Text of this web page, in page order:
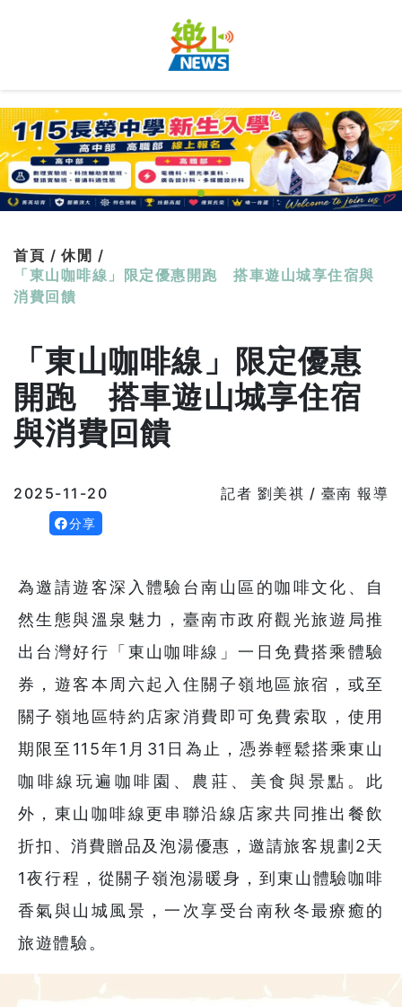
首頁 / 休閒 /
「東山咖啡線」限定優惠開跑 搭車遊山城享住宿與
消費回饋
「東山咖啡線」限定優惠
開跑 搭車遊山城享住宿
與消費回饋
2025-11-20 記者 劉美祺 / 臺南 報導
分享
為邀請遊客深入體驗台南山區的咖啡文化、自
然生態與溫泉魅力，臺南市政府觀光旅遊局推
出台灣好行「東山咖啡線」一日免費搭乘體驗
券，遊客本周六起入住關子嶺地區旅宿，或至
關子嶺地區特約店家消費即可免費索取，使用
期限至115年1月31日為止，憑券輕鬆搭乘東山
咖啡線玩遍咖啡園、農莊、美食與景點。此
外，東山咖啡線更串聯沿線店家共同推出餐飲
折扣、消費贈品及泡湯優惠，邀請旅客規劃2天
1夜行程，從關子嶺泡湯暖身，到東山體驗咖啡
香氣與山城風景，一次享受台南秋冬最療癒的
旅遊體驗。